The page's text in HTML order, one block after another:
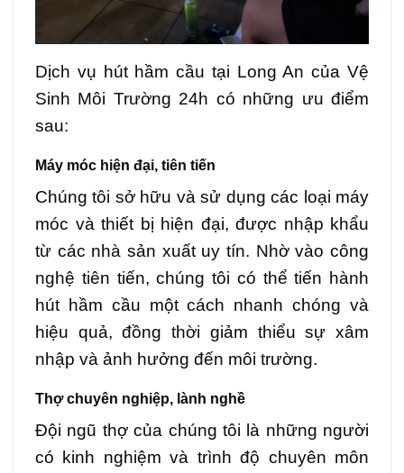
Dịch vụ hút hầm cầu tại Long An của Vệ
Sinh Môi Trường 24h có những ưu điểm
sau:
Máy móc hiện đại, tiên tiến
Chúng tôi sở hữu và sử dụng các loại máy
móc và thiết bị hiện đại, được nhập khẩu
từ các nhà sản xuất uy tín. Nhờ vào công
nghệ tiên tiến, chúng tôi có thể tiến hành
hút hầm cầu một cách nhanh chóng và
hiệu quả, đồng thời giảm thiểu sự xâm
nhập và ảnh hưởng đến môi trường.
Thợ chuyên nghiệp, lành nghề
Đội ngũ thợ của chúng tôi là những người
có kinh nghiệm và trình độ chuyên môn